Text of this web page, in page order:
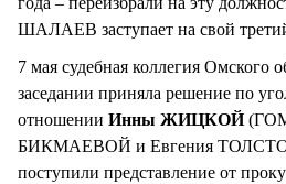
ШАЛАЕВ заступает на свой
7 мая судебная коллегия Омского
заседании приняла решение по
отношении Инны ЖИЦКОЙ
БИКМАЕВОЙ и Евгения
поступили представление от